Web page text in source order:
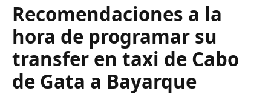
Recomendaciones a la
hora de programar su
transfer en taxi de Cabo
de Gata a Bayarque